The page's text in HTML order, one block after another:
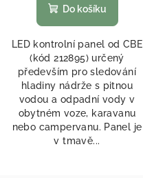
Do košíku
LED kontrolní panel od CBE
(kód 212895) určený
především pro sledování
hladiny nádrže s pitnou
vodou a odpadní vody v
obytném voze, karavanu
nebo campervanu. Panel je
v tmavě...